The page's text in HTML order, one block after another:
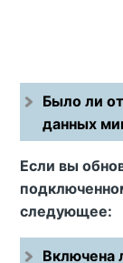
Было ли
данных
Если вы
следующее:
Включена